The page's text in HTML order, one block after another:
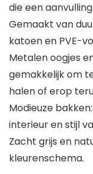
die een
Gemaakt van
katoen en PVE-
Metalen oogjes
gemakkelijk om
halen of erop
Modieuze
interieur en stijl
Zacht grijs en
kleurenschema.